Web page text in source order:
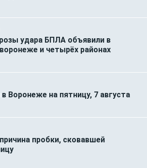
удара БПЛА объявили в
и четырёх районах
Воронеже на пятницу, 7 августа
пробки, сковавшей